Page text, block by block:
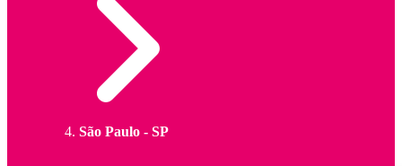
São Paulo - SP